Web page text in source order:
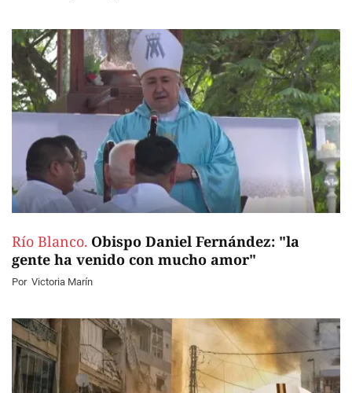
Río Blanco. Obispo Daniel Fernández: "la
gente ha venido con mucho amor"
Por Victoria Marín